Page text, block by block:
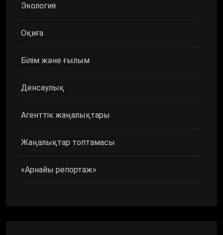
Экология
Оқиға
Білім және ғылым
Денсаулық
Агенттік жаңалықтары
Жаңалықтар топтамасы
«Арнайы репортаж»